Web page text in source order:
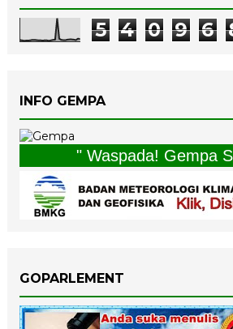
5 4 0 9 6
INFO GEMPA
" Waspada! Gempa
GOPARLEMENT